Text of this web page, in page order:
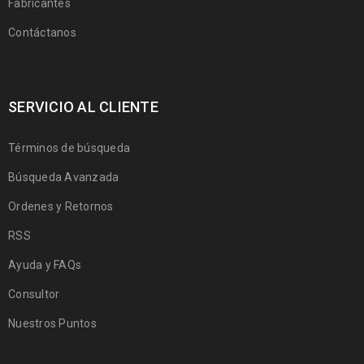
Fabricantes
Contáctanos
SERVICIO AL CLIENTE
Términos de búsqueda
Búsqueda Avanzada
Ordenes y Retornos
RSS
Ayuda y FAQs
Consultor
Nuestros Puntos